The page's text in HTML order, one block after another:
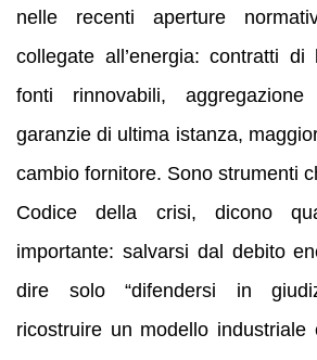
nelle recenti aperture
collegate all’energia: contratti
fonti rinnovabili,
garanzie di ultima istanza,
cambio fornitore. Sono strumenti
Codice della crisi, dicono
importante: salvarsi dal debito
dire solo “difendersi in
ricostruire un modello industriale